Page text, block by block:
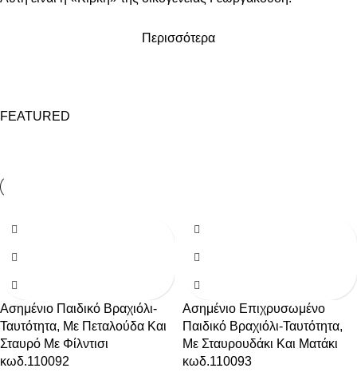
Περισσότερα
FEATURED
Ασημένιο Παιδικό Βραχιόλι-
Ταυτότητα, Με Πεταλούδα Και
Σταυρό Με Φίλντισι
κωδ.110092
Ασημένιο Επιχρυσωμένο
Παιδικό Βραχιόλι-Ταυτότητα,
Με Σταυρουδάκι Και Ματάκι
κωδ.110093